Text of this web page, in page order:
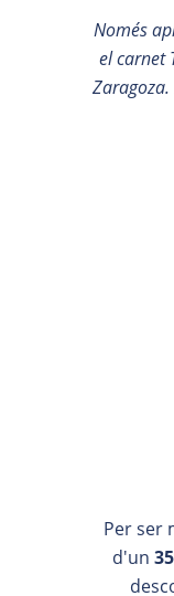
Només
el carnet
Per ser
d'un